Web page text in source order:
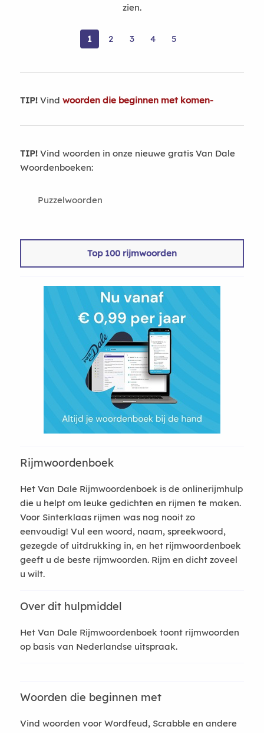
zien.
1 2 3 4 5
TIP!Vind woorden die beginnen met komen-
TIP!Vind woorden in onze nieuwe gratis Van Dale
Woordenboeken:
Puzzelwoorden
Top 100 rijmwoorden
Rijmwoordenboek
Het Van Dale Rijmwoordenboek is de onlinerijmhulp
die u helpt om leuke gedichten en rijmen te maken.
Voor Sinterklaas rijmen was nog nooit zo
eenvoudig! Vul een woord, naam, spreekwoord,
gezegde of uitdrukking in, en het rijmwoordenboek
geeft u de beste rijmwoorden. Rijm en dicht zoveel
u wilt.
Over dit hulpmiddel
Het Van Dale Rijmwoordenboek toont rijmwoorden
op basis van Nederlandse uitspraak.
Woorden die beginnen met
Vind woorden voor Wordfeud, Scrabble en andere